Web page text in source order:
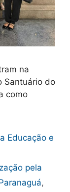
na
Santuário do
como
Educação e
pela
,